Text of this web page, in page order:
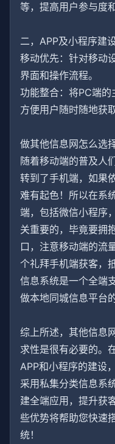
等，提高用户参与度
二，APP及小程序建
移动优先：针对移动
界面和操作流程。
功能整合：将PC端的
方便用户随时随地获
做其他信息网怎么选
随着移动端的普及人
转到了手机端，如果
难有起色！所以在系
端，包括微信小程序
关重要的，毕竟要拥
口，注意移动端的流
个礼拜手机端获客，
信息系统是一个全端
做本地同城信息平台的
综上所述，其他信息
求性是很有必要的。
APP和小程序的建设
采用私集分类信息系
建全端应用，提升获
些优势将帮助您快速
统！